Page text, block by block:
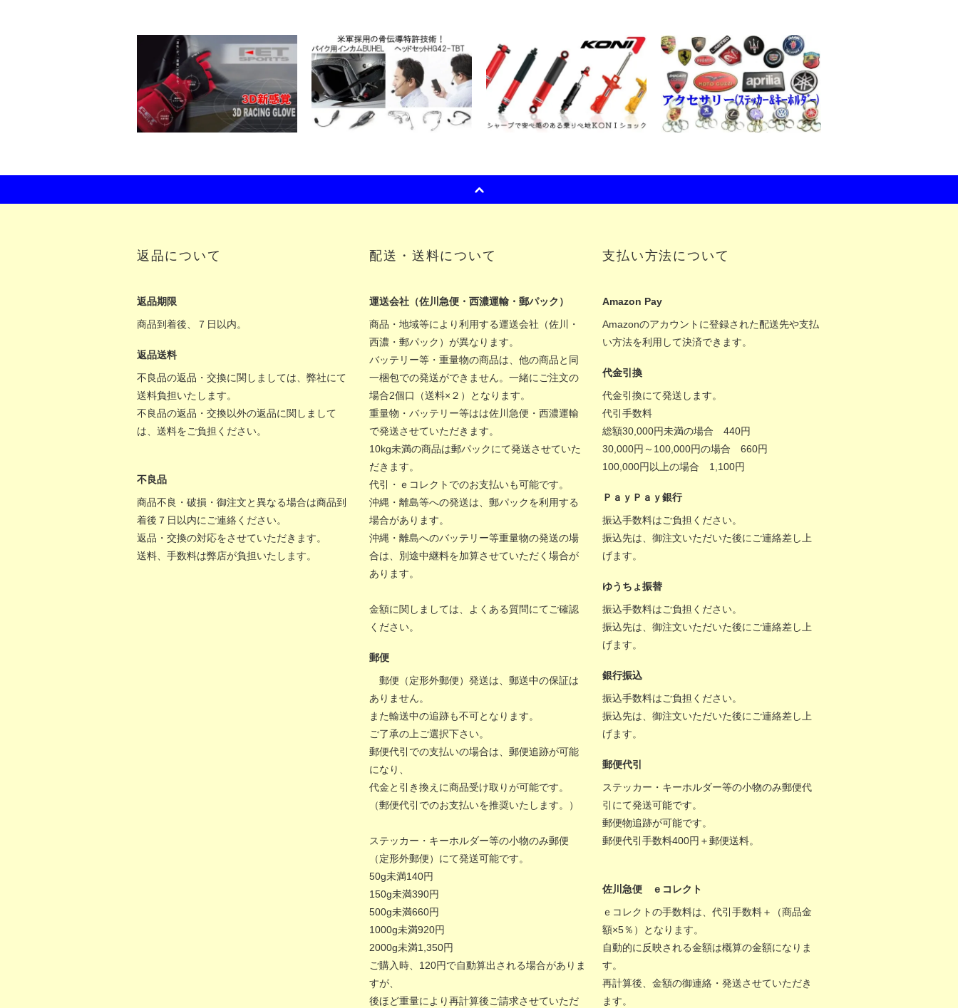
返品について
返品期限
商品到着後、７日以内。
返品送料
不良品の返品・交換に関しましては、弊社にて
送料負担いたします。
不良品の返品・交換以外の返品に関しまして
は、送料をご負担ください。
不良品
商品不良・破損・御注文と異なる場合は商品到
着後７日以内にご連絡ください。
返品・交換の対応をさせていただきます。
送料、手数料は弊店が負担いたします。
配送・送料について
運送会社（佐川急便・西濃運輸・郵パック）
商品・地域等により利用する運送会社（佐川・
西濃・郵パック）が異なります。
バッテリー等・重量物の商品は、他の商品と同
一梱包での発送ができません。一緒にご注文の
場合2個口（送料×２）となります。
重量物・バッテリー等はは佐川急便・西濃運輸
で発送させていただきます。
10kg未満の商品は郵パックにて発送させていた
だきます。
代引・ｅコレクトでのお支払いも可能です。
沖縄・離島等への発送は、郵パックを利用する
場合があります。
沖縄・離島へのバッテリー等重量物の発送の場
合は、別途中継料を加算させていただく場合が
あります。
金額に関しましては、 よくある質問にてご確認
ください。
郵便
郵便（定形外郵便）発送は、郵送中の保証は
ありません。
また輸送中の追跡も不可となります。
ご了承の上ご選択下さい。
郵便代引での支払いの場合は、郵便追跡が可能
になり、
代金と引き換えに商品受け取りが可能です。
（郵便代引でのお支払いを推奨いたします。）
ステッカー・キーホルダー等の小物のみ郵便
（定形外郵便）にて発送可能です。
50g未満140円
150g未満390円
500g未満660円
1000g未満920円
2000g未満1,350円
ご購入時、120円で自動算出される場合がありま
すが、
後ほど重量により再計算後ご請求させていただ
支払い方法について
Amazon Pay
Amazonのアカウントに登録された配送先や支払
い方法を利用して決済できます。
代金引換
代金引換にて発送します。
代引手数料
総額30,000円未満の場合 440円
30,000円～100,000円の場合 660円
100,000円以上の場合 1,100円
ＰａｙＰａｙ銀行
振込手数料はご負担ください。
振込先は、御注文いただいた後にご連絡差し上
げます。
ゆうちょ振替
振込手数料はご負担ください。
振込先は、御注文いただいた後にご連絡差し上
げます。
銀行振込
振込手数料はご負担ください。
振込先は、御注文いただいた後にご連絡差し上
げます。
郵便代引
ステッカー・キーホルダー等の小物のみ郵便代
引にて発送可能です。
郵便物追跡が可能です。
郵便代引手数料400円＋郵便送料。
佐川急便 ｅコレクト
ｅコレクトの手数料は、代引手数料＋（商品金
額×5％）となります。
自動的に反映される金額は概算の金額になりま
す。
再計算後、金額の御連絡・発送させていただき
ます。